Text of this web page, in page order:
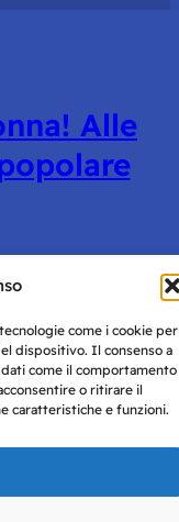
come i cookie per
dispositivo. Il consenso a
come il comportamento
o ritirare il
caratteristiche e funzioni.
Alle
2019.
forniti